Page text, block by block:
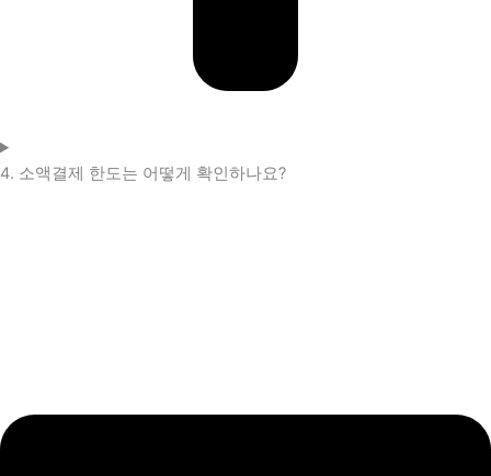
4. 소액결제 한도는 어떻게 확인하나요?